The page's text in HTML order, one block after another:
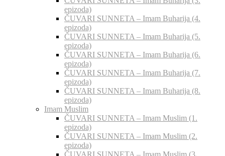
epizoda)
ČUVARI SUNNETA – Imam Buharija (4.
epizoda)
ČUVARI SUNNETA – Imam Buharija (5.
epizoda)
ČUVARI SUNNETA – Imam Buharija (6.
epizoda)
ČUVARI SUNNETA – Imam Buharija (7.
epizoda)
ČUVARI SUNNETA – Imam Buharija (8.
epizoda)
Imam Muslim
ČUVARI SUNNETA – Imam Muslim (1.
epizoda)
ČUVARI SUNNETA – Imam Muslim (2.
epizoda)
ČUVARI SUNNETA – Imam Muslim (3.